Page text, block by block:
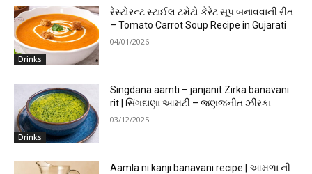
Drinks
રેસ્ટોરન્ટ સ્ટાઈલ ટમેટો કેરેટ સૂપ બનાવવાની રીત
– Tomato Carrot Soup Recipe in Gujarati
04/01/2026
Drinks
Singdana aamti – janjanit Zirka banavani
rit | સિંગદાણા આમટી – જણજનીત ઝીરકા
03/12/2025
Aamla ni kanji banavani recipe | આમળા ની